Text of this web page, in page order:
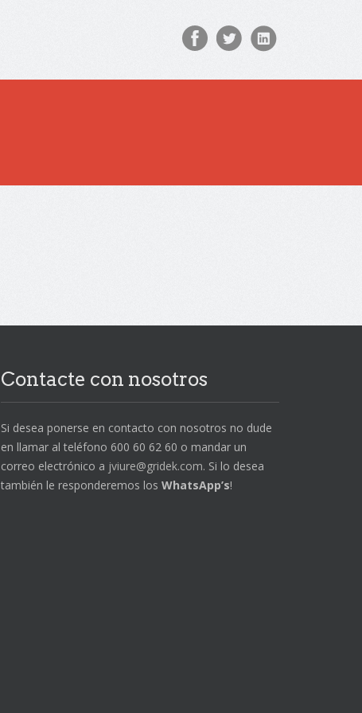
Contacte con nosotros
Si desea ponerse en contacto con nosotros no dude
en llamar al teléfono 600 60 62 60 o mandar un
correo electrónico a jviure@gridek.com. Si lo desea
también le responderemos los WhatsApp’s!